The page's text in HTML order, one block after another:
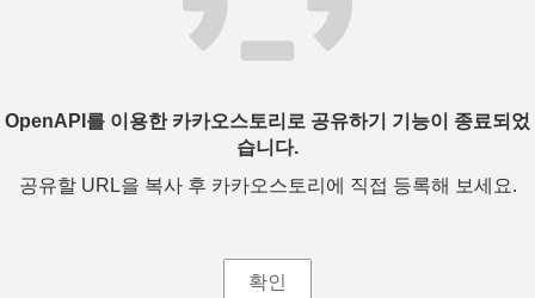
OpenAPI를 이용한 카카오스토리로 공유하기 기능이 종료되었
습니다.
공유할 URL을 복사 후 카카오스토리에 직접 등록해 보세요.
확인